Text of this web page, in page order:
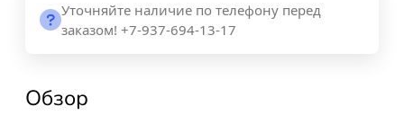
Уточняйте наличие по телефону перед
заказом! +7-937-694-13-17
Обзор